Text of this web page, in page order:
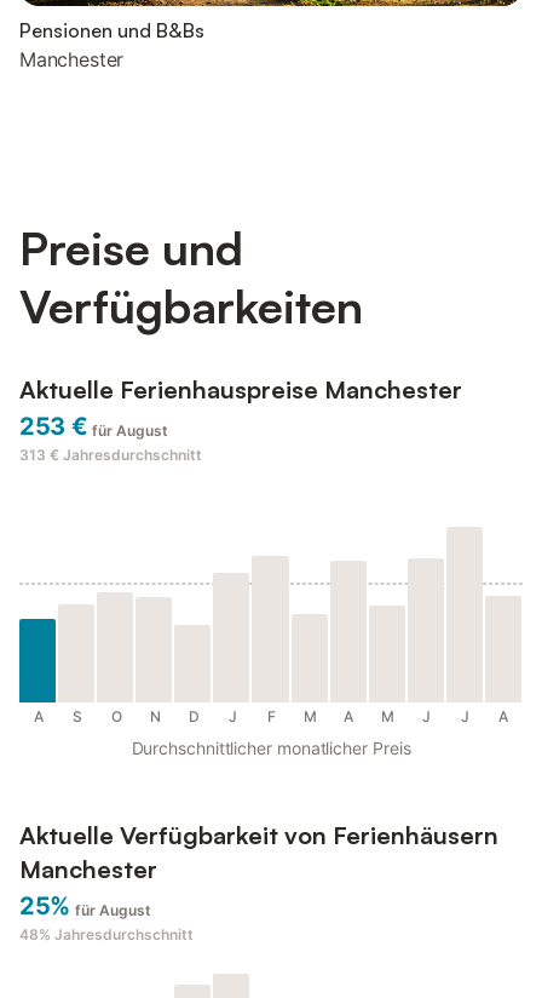
Pensionen und B&Bs
Manchester
Preise und
Verfügbarkeiten
Aktuelle Ferienhauspreise Manchester
253 € für August
313 € Jahresdurchschnitt
A S O N D J F M A M J J A
Durchschnittlicher monatlicher Preis
Aktuelle Verfügbarkeit von Ferienhäusern
Manchester
25% für August
48% Jahresdurchschnitt